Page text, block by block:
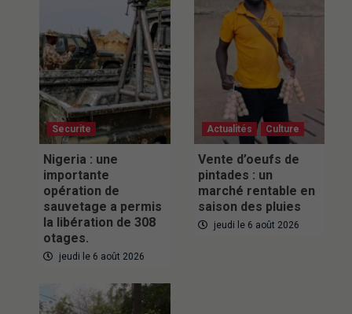
Securite
Nigeria : une
importante
opération de
sauvetage a permis
la libération de 308
otages.
jeudi le 6 août 2026
Actualités Culture
Vente d’oeufs de
pintades : un
marché rentable en
saison des pluies
jeudi le 6 août 2026